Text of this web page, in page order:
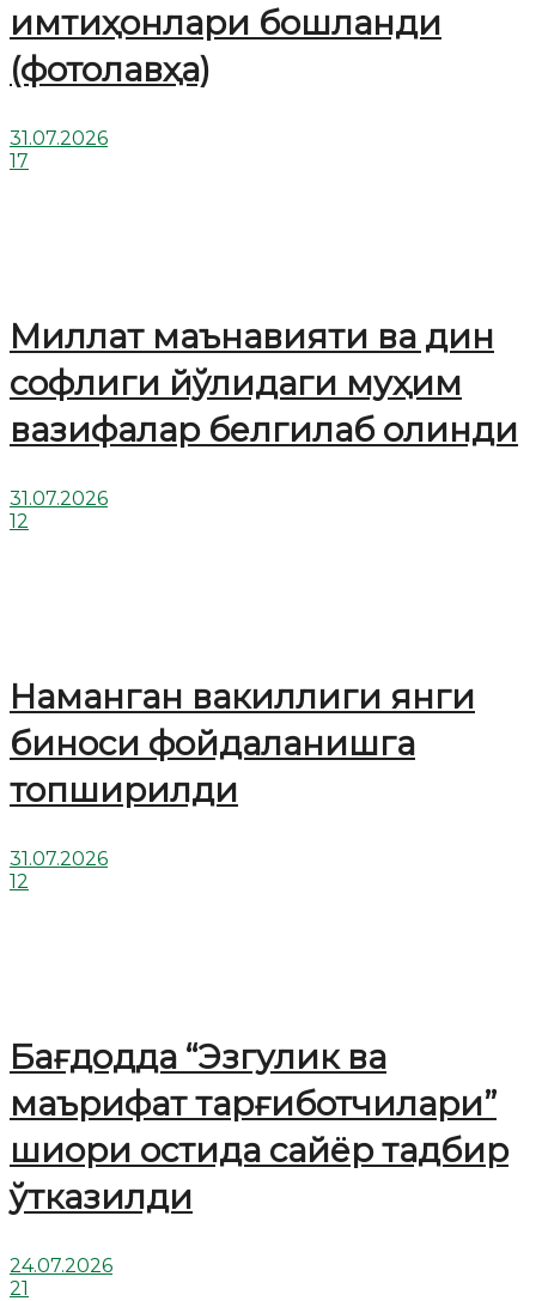
имтиҳонлари бошланди
(фотолавҳа)
31.07.2026
17
Миллат маънавияти ва дин
софлиги йўлидаги муҳим
вазифалар белгилаб олинди
31.07.2026
12
Наманган вакиллиги янги
биноси фойдаланишга
топширилди
31.07.2026
12
Бағдодда “Эзгулик ва
маърифат тарғиботчилари”
шиори остида сайёр тадбир
ўтказилди
24.07.2026
21